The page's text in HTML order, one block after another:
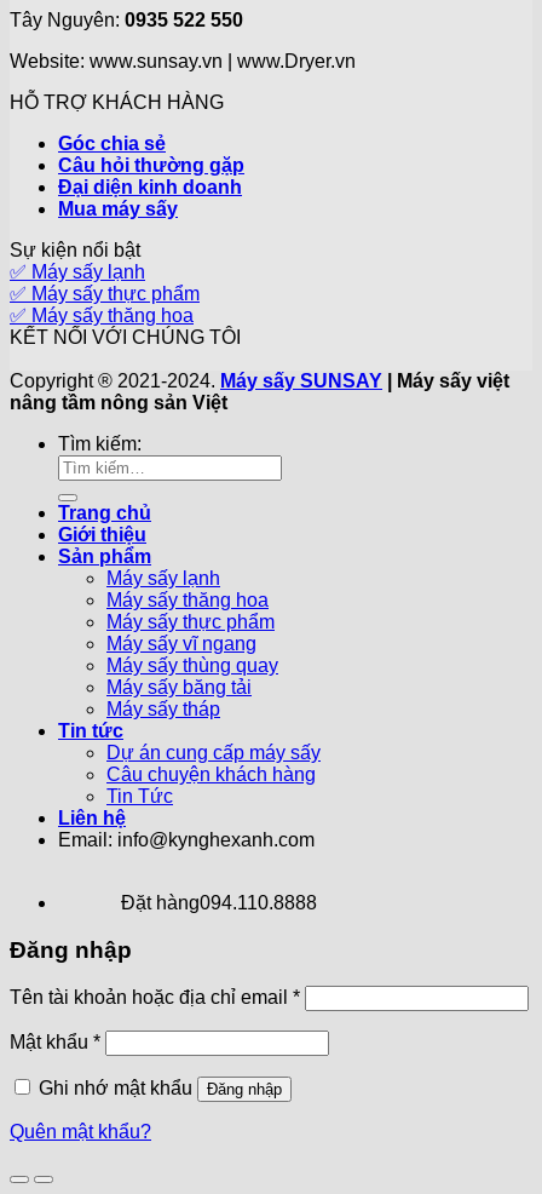
Tây Nguyên: 0935 522 550
Website: www.sunsay.vn | www.Dryer.vn
HỖ TRỢ KHÁCH HÀNG
Góc chia sẻ
Câu hỏi thường gặp
Đại diện kinh doanh
Mua máy sấy
Sự kiện nổi bật
✅ Máy sấy lạnh
✅ Máy sấy thực phẩm
✅ Máy sấy thăng hoa
KẾT NỐI VỚI CHÚNG TÔI
Copyright ® 2021-2024. Máy sấy SUNSAY | Máy sấy việt
nâng tầm nông sản Việt
Tìm kiếm:
Trang chủ
Giới thiệu
Sản phẩm
Máy sấy lạnh
Máy sấy thăng hoa
Máy sấy thực phẩm
Máy sấy vĩ ngang
Máy sấy thùng quay
Máy sấy băng tải
Máy sấy tháp
Tin tức
Dự án cung cấp máy sấy
Câu chuyện khách hàng
Tin Tức
Liên hệ
Email: info@kynghexanh.com
Đặt hàng094.110.8888
Đăng nhập
Tên tài khoản hoặc địa chỉ email *
Mật khẩu *
Ghi nhớ mật khẩu Đăng nhập
Quên mật khẩu?